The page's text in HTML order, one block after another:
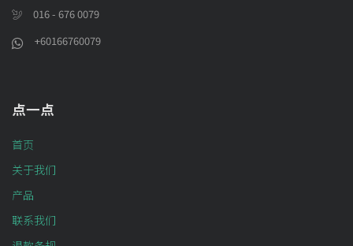
016 - 676 0079
+60166760079
点一点
首页
关于我们
产品
联系我们